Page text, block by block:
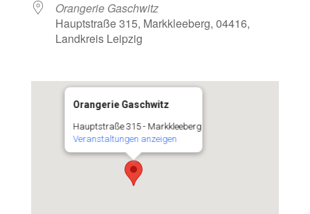
Orangerie Gaschwitz
Hauptstraße 315, Markkleeberg, 04416,
Landkreis Leipzig
Orangerie Gaschwitz
Hauptstraße 315 - Markkleeberg
Veranstaltungen anzeigen